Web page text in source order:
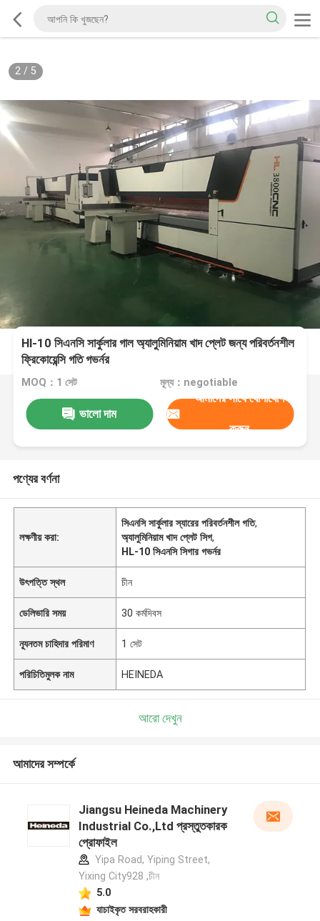
2/ 5
Hl-10 সিএনসি সার্কুলার গাল অ্যালুমিনিয়াম খাদ প্লেট জন্য পরিবর্তনশীল
ফ্রিকোয়েন্সি গতি গভর্নর
MOQ：1 সেট মূল্য：negotiable
ভালো দাম
আমাদের সাথে যোগাযোগ
করুন
পণ্যের বর্ণনা
লক্ষণীয় করা:
সিএনসি সার্কুলার স্যারের পরিবর্তনশীল গতি,
অ্যালুমিনিয়াম খাদ প্লেট সিগ,
HL-10 সিএনসি সিগার গভর্নর
উৎপত্তি স্থল চীন
ডেলিভারি সময় 30 কর্মদিবস
ন্যূনতম চাহিদার পরিমাণ 1 সেট
পরিচিতিমুলক নাম HEINEDA
আরো দেখুন
আমাদের সম্পর্কে
Jiangsu Heineda Machinery
Industrial Co.,Ltd প্রস্তুতকারক
প্রোফাইল
Yipa Road, Yiping Street,
Yixing City928 ,চীন
5.0
যাচাইকৃত সরবরাহকারী